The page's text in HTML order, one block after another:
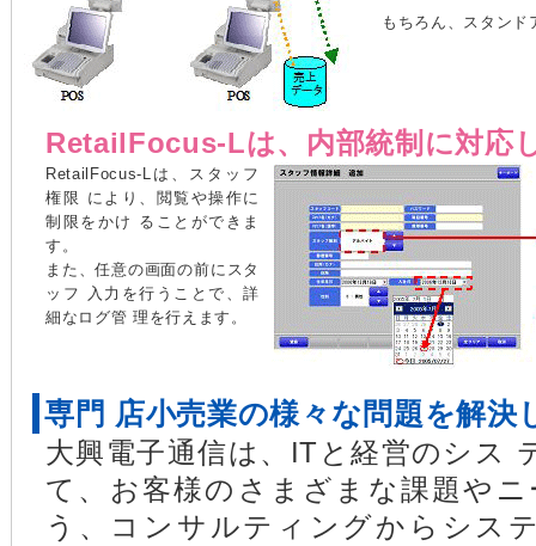
もちろん、スタン
RetailFocus-Lは、内部統制に対応
RetailFocus-Lは、スタッフ
権限 により、閲覧や操作に
制限をかけ ることができま
す。
また、任意の画面の前にスタ
ッフ 入力を行うことで、詳
細なログ管 理を行えます。
専門 店小売業の様々な問題を解決
大興電子通信は、ITと経営のシス
て、お客様のさまざまな課題や
う、コンサルティングからシス